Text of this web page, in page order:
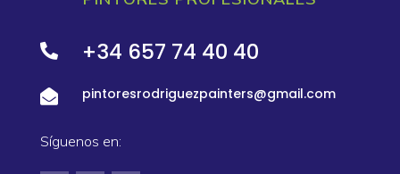
 +34 657 74 40 40
 pintoresrodriguezpainters@gmail.com
Síguenos en: